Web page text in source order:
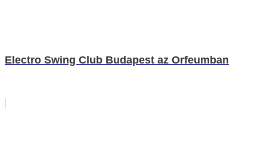
Electro Swing Club Budapest az Orfeumban